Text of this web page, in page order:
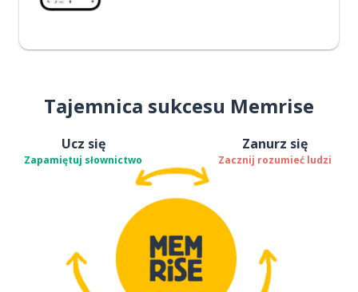
Tajemnica sukcesu Memrise
Ucz się
Zapamiętuj słownictwo
Zanurz się
Zacznij rozumieć ludzi